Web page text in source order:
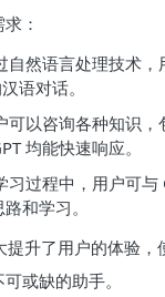
：
自然语言处理技术，
语对话。
可以咨询各种知识
均能快速响应。
习过程中，用户可与
和学习。
提升了用户的体验，
或缺的助手。